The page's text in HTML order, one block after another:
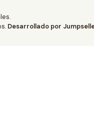
Desarrollado por